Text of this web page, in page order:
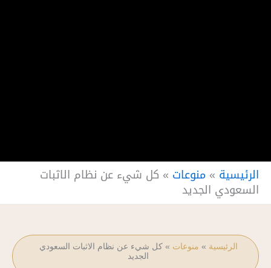
الرئيسية »منوعات » كل شيء عن نظام الاثبات
السعودي الجديد
الرئيسية » منوعات »كل شيء عن نظام الاثبات السعودي
الجديد